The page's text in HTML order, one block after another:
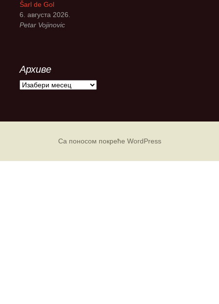
Šarl de Gol
6. августа 2026.
Petar Vojinovic
Архиве
А
Са поносом покреће WordPress